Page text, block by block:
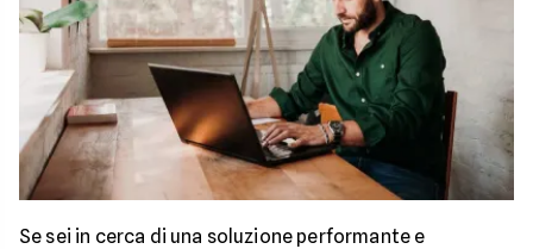
Se sei in cerca di una soluzione performante e